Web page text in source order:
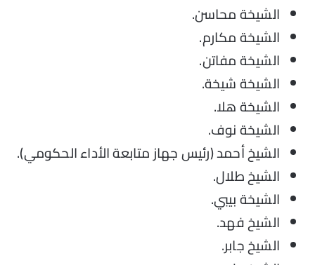
الشيخة محاسن.
الشيخة مكارم.
الشيخة مفاتن.
الشيخة شيخة.
الشيخة هلا.
الشيخة نوف.
الشيخ أحمد (رئيس جهاز متابعة الأداء الحكومي).
الشيخ طلال.
الشيخة بيبي.
الشيخ فهد.
الشيخ جابر.